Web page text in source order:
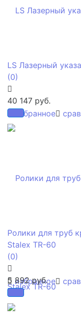
избранное
LS Лазерный
(0)
40 147 руб.
избранное
Ролики для труб
Stalex TR-60
(0)
5 892 руб.